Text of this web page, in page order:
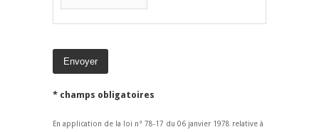
* champs obligatoires
En application de la loi n° 78-17 du 06 janvier 1978 relative à